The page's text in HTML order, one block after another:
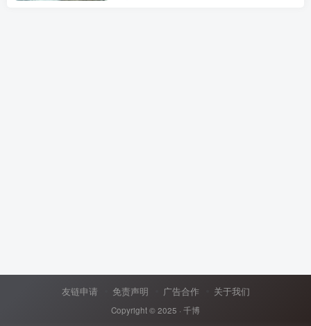
友链申请 免责声明 广告合作 关于我们
Copyright © 2025 · 千博